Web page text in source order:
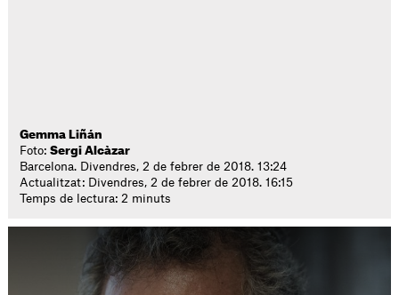
Gemma Liñán
Foto:Sergi Alcàzar
Barcelona. Divendres, 2 de febrer de 2018. 13:24
Actualitzat: Divendres, 2 de febrer de 2018. 16:15
Temps de lectura: 2 minuts